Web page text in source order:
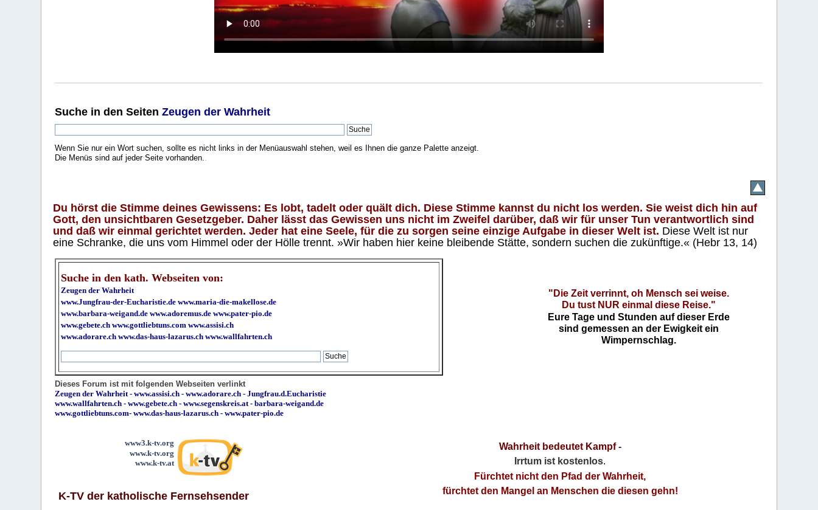
Suche in den SeitenZeugen der Wahrheit
Wenn Sie nur ein Wort suchen, sollte es nicht links in der Menüauswahl stehen, weil es Ihnen die ganze Palette anzeigt.
Die Menüs sind auf jeder Seite vorhanden..
Du hörst die Stimme deines Gewissens: Es lobt, tadelt oder quält dich. Diese Stimme kannst du nicht los werden. Sie weist dich hin auf
Gott, den unsichtbaren Gesetzgeber. Daher lässt das Gewissen uns nicht im Zweifel darüber, daß wir für unser Tun verantwortlich sind
und daß wir einmal gerichtet werden. Jeder hat eine Seele, für die zu sorgen seine einzige Aufgabe in dieser Welt ist. Diese Welt ist nur
eine Schranke, die uns vom Himmel oder der Hölle trennt. »Wir haben hier keine bleibende Stätte, sondern suchen die zukünftige.« (Hebr 13, 14)
Suche in den kath. Webseiten von:
Zeugen der Wahrheit
www.Jungfrau-der-Eucharistie.de www.maria-die-makellose.de
www.barbara-weigand.de www.adoremus.de www.pater-pio.de
www.gebete.ch www.gottliebtuns.com www.assisi.ch
www.adorare.ch www.das-haus-lazarus.ch www.wallfahrten.ch
"Die Zeit verrinnt, oh Mensch sei weise.
Du tust NUR einmal diese Reise."
Eure Tage und Stunden auf dieser Erde
sind gemessen an der Ewigkeit ein
Wimpernschlag.
Dieses Forum ist mit folgenden Webseiten verlinkt
Zeugen der Wahrheit-www.assisi.ch -www.adorare.ch -Jungfrau.d.Eucharistie
www.wallfahrten.ch -www.gebete.ch -www.segenskreis.at-barbara-weigand.de
www.gottliebtuns.com-www.das-haus-lazarus.ch - www.pater-pio.de
www3.k-tv.org
www.k-tv.org
www.k-tv.at
K-TV der katholische Fernsehsender
Wahrheit bedeutet Kampf-
Irrtum ist kostenlos.
Fürchtet nicht den Pfad der Wahrheit,
fürchtet den Mangel an Menschen die diesen gehn!